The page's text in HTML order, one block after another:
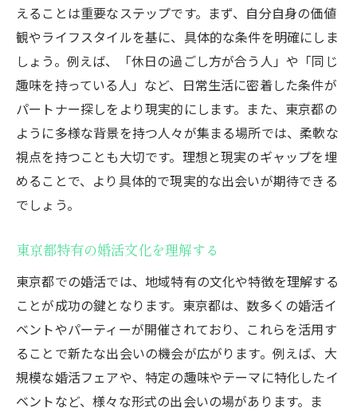
えることは重要なステップです。まず、自分自身の価値
観やライフスタイルを基に、具体的な条件を明確にしま
しょう。例えば、「休日の過ごし方が合う人」や「同じ
趣味を持っている人」など、日常生活に密着した条件が
パートナー探しをより現実的にします。また、東京都の
ように多様な背景を持つ人々が集まる場所では、柔軟な
視点を持つことも大切です。理想と現実のギャップを埋
めることで、より具体的で現実的な出会いが期待できる
でしょう。
東京都特有の婚活文化を理解する
東京都での婚活では、地域特有の文化や特徴を理解する
ことが成功の鍵となります。東京都は、数多くの婚活イ
ベントやパーティーが開催されており、これらを活用す
ることで新たな出会いの機会が広がります。例えば、大
規模な婚活フェアや、特定の趣味やテーマに特化したイ
ベントなど、様々な形式の出会いの場があります。ま